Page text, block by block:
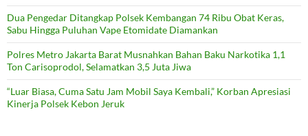
Dua Pengedar Ditangkap Polsek Kembangan 74 Ribu Obat Keras,
Sabu Hingga Puluhan Vape Etomidate Diamankan
Polres Metro Jakarta Barat Musnahkan Bahan Baku Narkotika 1,1
Ton Carisoprodol, Selamatkan 3,5 Juta Jiwa
“Luar Biasa, Cuma Satu Jam Mobil Saya Kembali,” Korban Apresiasi
Kinerja Polsek Kebon Jeruk